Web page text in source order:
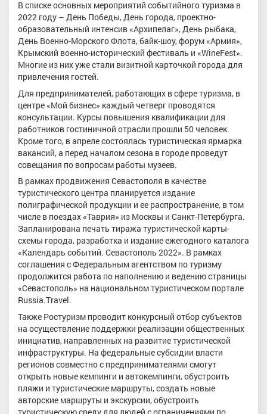
В списке основных мероприятий событийного туризма в
2022 году – День Победы, День города, проектно-
образовательный интенсив «Архипелаг», День рыбака,
День Военно-Морского Флота, байк-шоу, форум «Армия»,
Крымский военно-исторический фестиваль и «WineFest».
Многие из них уже стали визитной карточкой города для
привлечения гостей.
Для предпринимателей, работающих в сфере туризма, в
центре «Мой бизнес» каждый четверг проводятся
консультации. Курсы повышения квалификации для
работников гостиничной отрасли прошли 50 человек.
Кроме того, в апреле состоялась туристическая ярмарка
вакансий, а перед началом сезона в городе проведут
совещания по вопросам работы музеев.
В рамках продвижения Севастополя в качестве
туристического центра планируется издание
полиграфической продукции и ее распространение, в том
числе в поездах «Таврия» из Москвы и Санкт-Петербурга.
Запланирована печать тиража туристической карты-
схемы города, разработка и издание ежегодного каталога
«Календарь событий. Севастополь 2022». В рамках
соглашения с Федеральным агентством по туризму
продолжится работа по наполнению и ведению страницы
«Севастополь» на национальном туристическом портале
Russia.Travel.
Также Ростуризм проводит конкурсный отбор субъектов
на осуществление поддержки реализации общественных
инициатив, направленных на развитие туристической
инфраструктуры. На федеральные субсидии власти
регионов совместно с предпринимателями смогут
открыть новые кемпинги и автокемпинги, обустроить
пляжи и туристические маршруты, создать новые
авторские маршруты и экскурсии, обустроить